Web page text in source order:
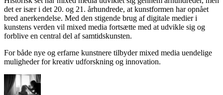
det er især i det 20. og 21. århundrede, at kunstformen har opnået
bred anerkendelse. Med den stigende brug af digitale medier i
kunstens verden vil mixed media fortsætte med at udvikle sig og
forblive en central del af samtidskunsten.
For både nye og erfarne kunstnere tilbyder mixed media uendelige
muligheder for kreativ udforskning og innovation.